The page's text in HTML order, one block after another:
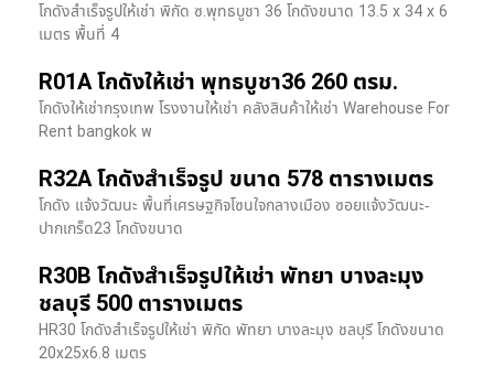
โกดังสำเร็จรูปให้เช่า พิกัด ซ.พุทธบูชา 36 โกดังขนาด 13.5 x 34 x 6
เมตร พื้นที่ 4
R01A โกดังให้เช่า พุทธบูชา36 260 ตรม.
โกดังให้เช่ากรุงเทพ โรงงานให้เช่า คลังสินค้าให้เช่า Warehouse For
Rent bangkok พ
R32A โกดังสำเร็จรูป ขนาด 578 ตารางเมตร
โกดัง แจ้งวัฒนะ พื้นที่เศรษฐกิจโซนใจกลางเมือง ซอยแจ้งวัฒนะ-
ปากเกร็ด23 โกดังขนาด
R30B โกดังสำเร็จรูปให้เช่า พัทยา บางละมุง
ชลบุรี 500 ตารางเมตร
HR30 โกดังสำเร็จรูปให้เช่า พิกัด พัทยา บางละมุง ชลบุรี โกดังขนาด
20x25x6.8 เมตร